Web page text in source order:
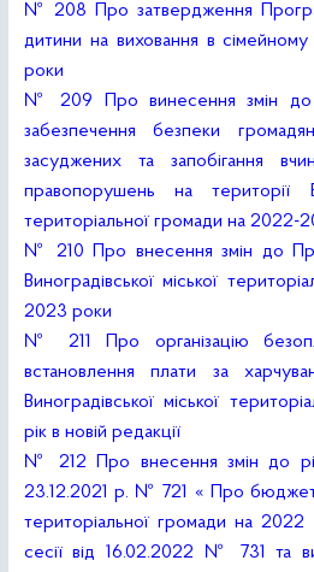
№ 208 Про затвердження
дитини на виховання в
роки
№ 209 Про винесення змін до
забезпечення безпеки
засуджених та запобігання
правопорушень на території
територіальної громади на 2022-
№ 210 Про внесення змін до
Виноградівської міської
2023 роки
№ 211 Про організацію
встановлення плати за
Виноградівської міської
рік в новій редакції
№ 212 Про внесення змін до
23.12.2021 р. № 721 « Про бюджет
територіальної громади на 2022
сесії від 16.02.2022 № 731 та